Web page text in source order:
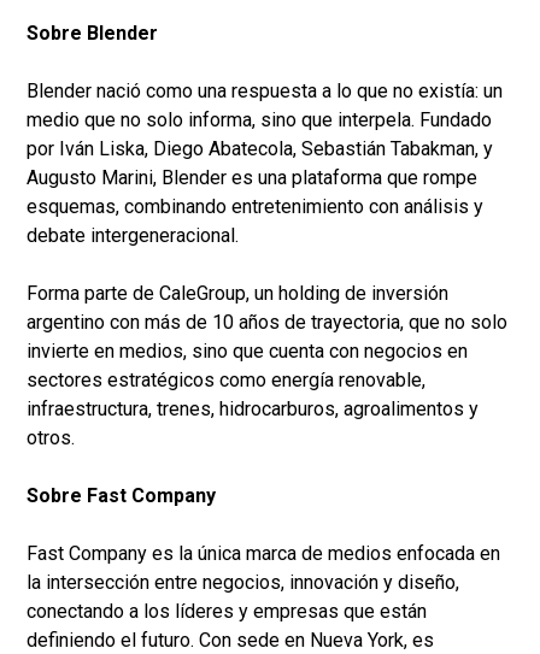
Sobre Blender
Blender nació como una respuesta a lo que no existía: un
medio que no solo informa, sino que interpela. Fundado
por Iván Liska, Diego Abatecola, Sebastián Tabakman, y
Augusto Marini, Blender es una plataforma que rompe
esquemas, combinando entretenimiento con análisis y
debate intergeneracional.
Forma parte de CaleGroup, un holding de inversión
argentino con más de 10 años de trayectoria, que no solo
invierte en medios, sino que cuenta con negocios en
sectores estratégicos como energía renovable,
infraestructura, trenes, hidrocarburos, agroalimentos y
otros.
Sobre Fast Company
Fast Company es la única marca de medios enfocada en
la intersección entre negocios, innovación y diseño,
conectando a los líderes y empresas que están
definiendo el futuro. Con sede en Nueva York, es